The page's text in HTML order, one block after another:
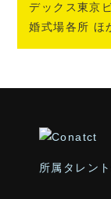
デックス東京
婚式場各所 ほ
所属タレン